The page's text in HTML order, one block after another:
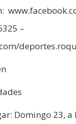
–
Domingo 23, a